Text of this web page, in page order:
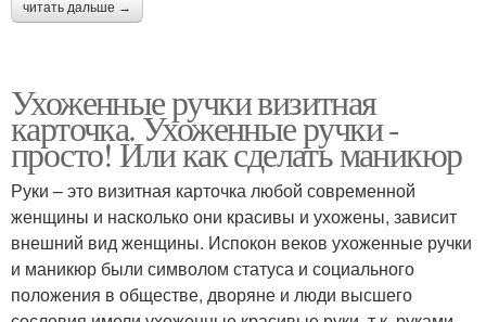
читать дальше →
Ухоженные ручки визитная
карточка. Ухоженные ручки -
просто! Или как сделать маникюр
Руки – это визитная карточка любой современной
женщины и насколько они красивы и ухожены, зависит
внешний вид женщины. Испокон веков ухоженные ручки
и маникюр были символом статуса и социального
положения в обществе, дворяне и люди высшего